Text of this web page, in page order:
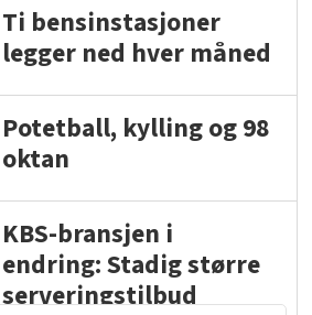
Ti bensinstasjoner
legger ned hver måned
Potetball, kylling og 98
oktan
KBS-bransjen i
endring: Stadig større
serveringstilbud